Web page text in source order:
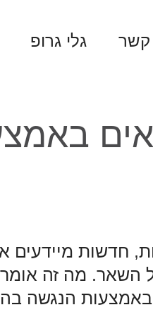
קשר גלי גרופ
חדשות מיידעים
השאר. מה זה אומר
באמצעות הנגשה